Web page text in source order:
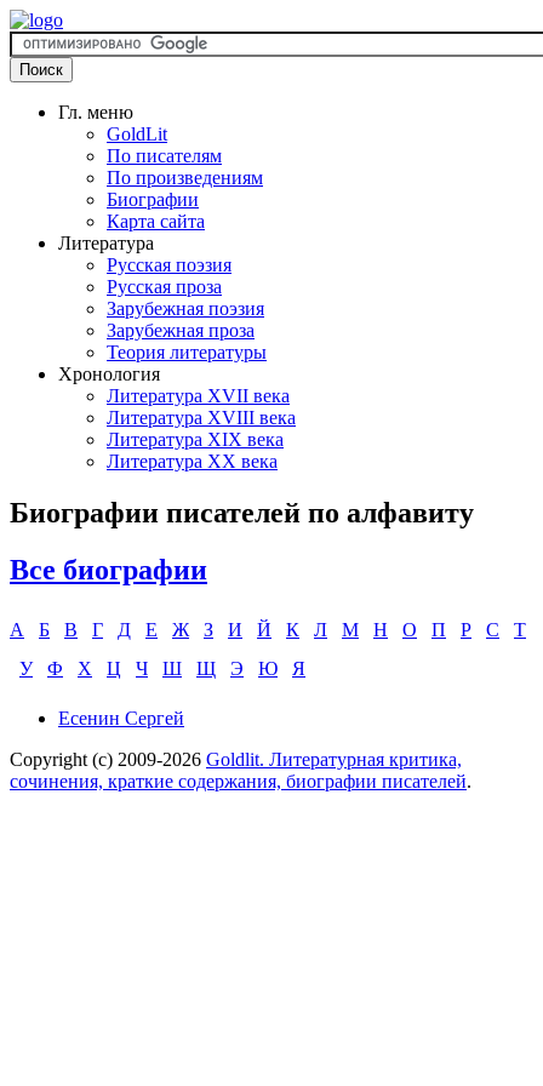
Гл. меню
GoldLit
По писателям
По произведениям
Биографии
Карта сайта
Литература
Русская поэзия
Русская проза
Зарубежная поэзия
Зарубежная проза
Теория литературы
Хронология
Литература XVII века
Литература XVIII века
Литература XIX века
Литература XX века
Биографии писателей по алфавиту
Все биографии
А Б В Г Д Е Ж З И Й К Л М Н О П Р С
Т
У
Ф Х Ц Ч Ш Щ Э Ю Я
Есенин Сергей
Copyright (c) 2009-2026 Goldlit. Литературная критика,
сочинения, краткие содержания, биографии писателей.